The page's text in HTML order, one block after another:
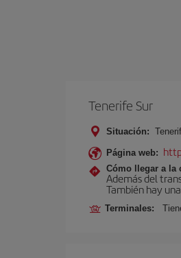
Tenerife Sur
Situación:
Página web:
Cómo llegar a la
Además del
También hay
Terminales: